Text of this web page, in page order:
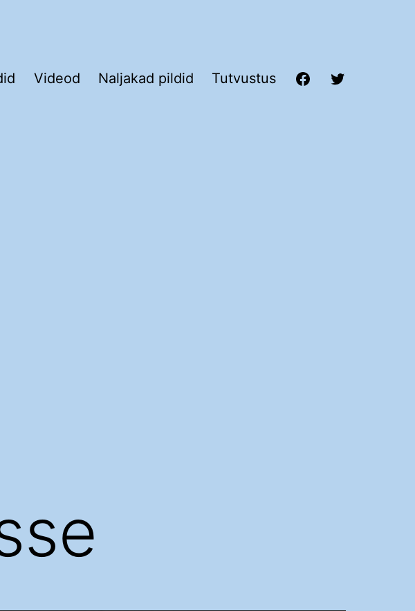
Videod Naljakad pildid Tutvustus